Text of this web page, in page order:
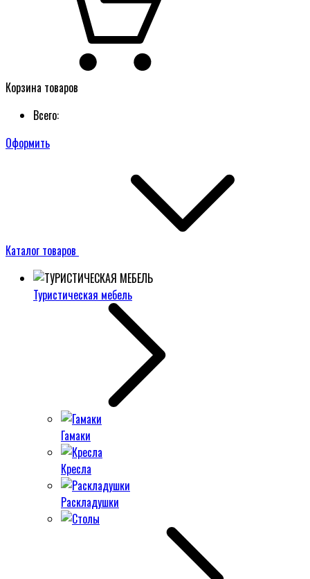
Корзина товаров
Всего:
Оформить
Каталог товаров
Туристическая мебель
Гамаки
Кресла
Раскладушки